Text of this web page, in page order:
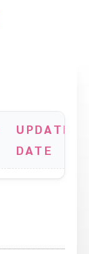
UPDATE
DATE